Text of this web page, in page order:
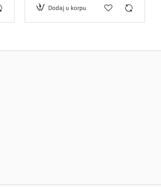
Dodaj u korpu